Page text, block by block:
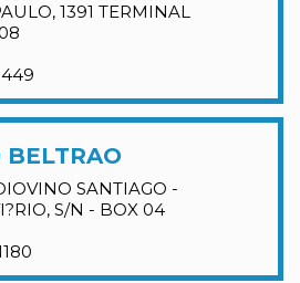
1391 TERMINAL
BELTRAO
SANTIAGO -
S/N - BOX 04